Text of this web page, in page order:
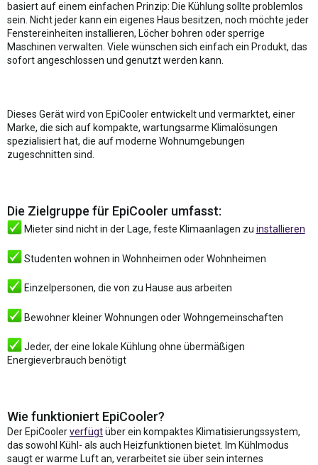
basiert auf einem einfachen Prinzip: Die Kühlung sollte problemlos
sein. Nicht jeder kann ein eigenes Haus besitzen, noch möchte jeder
Fenstereinheiten installieren, Löcher bohren oder sperrige
Maschinen verwalten. Viele wünschen sich einfach ein Produkt, das
sofort angeschlossen und genutzt werden kann.
Dieses Gerät wird von EpiCooler entwickelt und vermarktet, einer
Marke, die sich auf kompakte, wartungsarme Klimalösungen
spezialisiert hat, die auf moderne Wohnumgebungen
zugeschnitten sind.
Die Zielgruppe für EpiCooler umfasst:
Mieter sind nicht in der Lage, feste Klimaanlagen zu installieren
Studenten wohnen in Wohnheimen oder Wohnheimen
Einzelpersonen, die von zu Hause aus arbeiten
Bewohner kleiner Wohnungen oder Wohngemeinschaften
Jeder, der eine lokale Kühlung ohne übermäßigen
Energieverbrauch benötigt
Wie funktioniert EpiCooler?
Der EpiCoolerverfügtüber ein kompaktes Klimatisierungssystem,
das sowohl Kühl- als auch Heizfunktionen bietet. Im Kühlmodus
saugt er warme Luft an, verarbeitet sie über sein internes